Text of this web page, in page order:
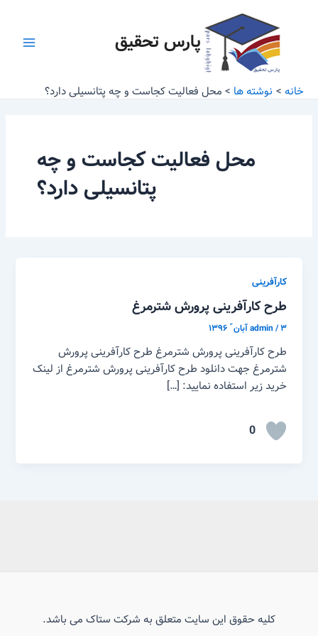
پارس تحقیق
خانه نوشته ها محل فعالیت کجاست و چه پتانسیلی دارد؟
محل فعالیت کجاست و چه
پتانسیلی دارد؟
کارآفرینی
طرح کارآفرینی پرورش شترمرغ
admin/۳ آبان ّ ۱۳۹۶
طرح کارآفرینی پرورش شترمرغ طرح کارآفرینی پرورش
شترمرغ جهت دانلود طرح کارآفرینی پرورش شترمرغ از لینک
خرید زیر استفاده نمایید: […]
0
کلیه حقوق این سایت متعلق به شرکت ستاک می باشد.